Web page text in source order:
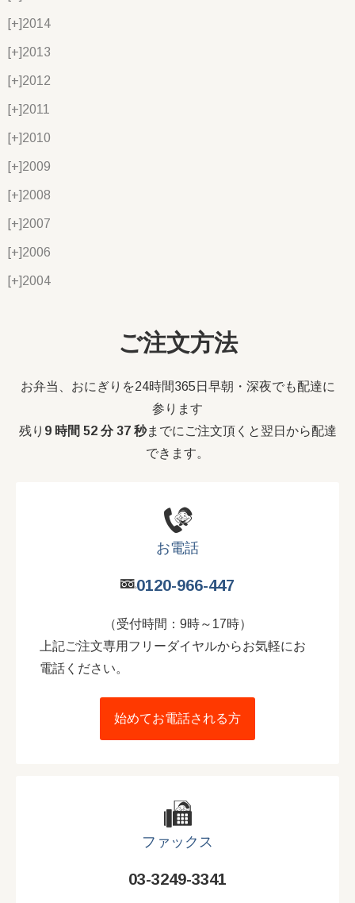
[+]2014
[+]2013
[+]2012
[+]2011
[+]2010
[+]2009
[+]2008
[+]2007
[+]2006
[+]2004
ご注文方法
お弁当、おにぎりを24時間365日早朝・深夜でも配達に
参ります
残り 9 時間 52 分 37 秒までにご注文頂くと翌日から配達
できます。
お電話
0120-966-447
（受付時間：9時～17時）
上記ご注文専用フリーダイヤルからお気軽にお
電話ください。
始めてお電話される方
ファックス
03-3249-3341